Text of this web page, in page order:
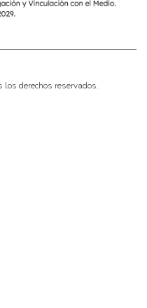
los derechos reservados.